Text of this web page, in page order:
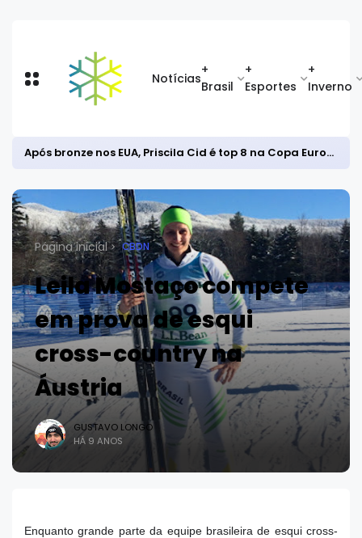
Notícias
+
Brasil
+
Esportes
+
Inverno
Após bronze nos EUA, Priscila Cid é top 8 na Copa Europeia de snowboard halfpipe
Página inicial CBDN
Leila Mostaço compete
em prova de esqui
cross-country na
Áustria
GUSTAVO LONGO
HÁ 9 ANOS
Enquanto grande parte da equipe brasileira de esqui cross-